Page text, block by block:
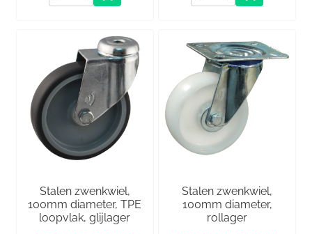
Stalen zwenkwiel,
100mm diameter, TPE
loopvlak, glijlager
Stalen zwenkwiel,
100mm diameter,
rollager